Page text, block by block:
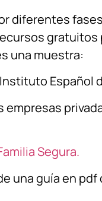
diferentes
una muestra:
Español
Segura.
una guía en